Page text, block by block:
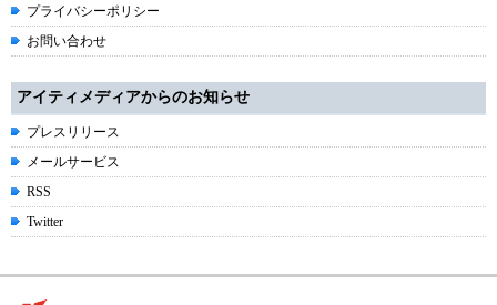
プライバシーポリシー
お問い合わせ
アイティメディアからのお知らせ
プレスリリース
メールサービス
RSS
Twitter